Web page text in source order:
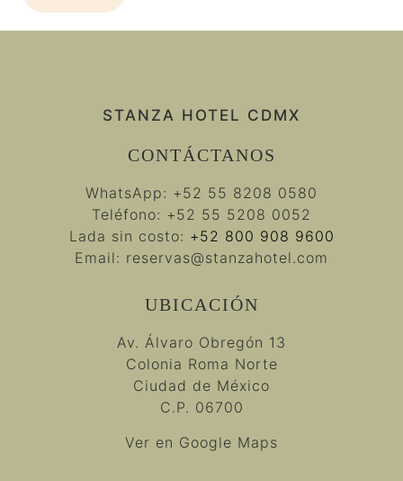
STANZA HOTEL CDMX
CONTÁCTANOS
WhatsApp: +52 55 8208 0580
Teléfono: +52 55 5208 0052
Lada sin costo: +52 800 908 9600
Email: reservas@stanzahotel.com
UBICACIÓN
Av. Álvaro Obregón 13
Colonia Roma Norte
Ciudad de México
C.P. 06700
Ver en Google Maps